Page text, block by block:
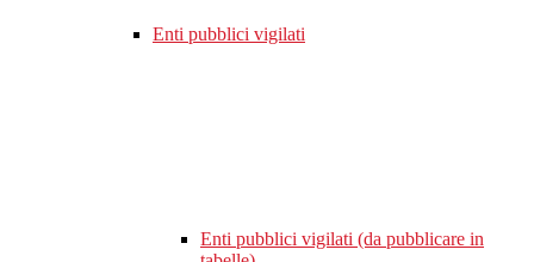
Enti pubblici vigilati
Enti pubblici vigilati (da pubblicare in